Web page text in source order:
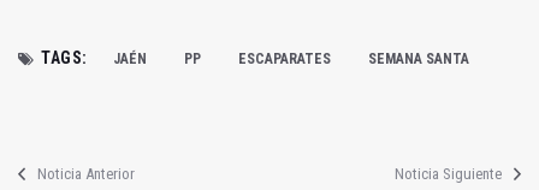
TAGS: JAÉN PP ESCAPARATES SEMANA SANTA
Noticia Anterior Noticia Siguiente